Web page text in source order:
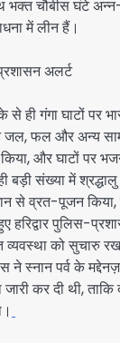
चौबीस घंटे अन्न-
में लीन हैं।
अलर्ट
से ही गंगा घाटों पर
जल, फल और अन्य
किया, और घाटों पर
संख्या में श्रद्धालु
से व्रत-पूजन किया,
पुलिस-
व्यवस्था को सुचारु
ने स्नान पर्व के
जारी कर दी थी,